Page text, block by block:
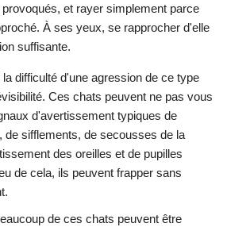
et rayer simplement parce
À ses yeux, se rapprocher d'elle
suffisante.
la difficulté d'une agression de ce type
Ces chats peuvent ne pas vous
d'avertissement typiques de
de sifflements, de secousses de la
des oreilles et de pupilles
de cela, ils peuvent frapper sans
de ces chats peuvent être